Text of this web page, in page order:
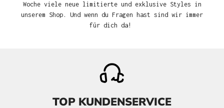
Woche viele neue limitierte und exklusive Styles in
unserem Shop. Und wenn du Fragen hast sind wir immer
für dich da!
TOP KUNDENSERVICE